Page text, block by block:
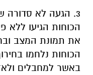
3. הגעה לא סדורה
הכוחות הגיעו ללא
את תמונת המצב
הכוחות נלחמו
באשר למחבלים